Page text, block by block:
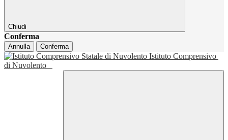
Chiudi
Conferma
Annulla Conferma
Istituto Comprensivo
di Nuvolento